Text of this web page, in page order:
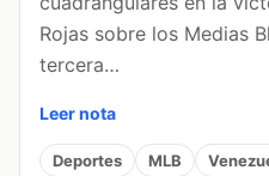
Rojas sobre los Medias
tercera…
Leer nota
Deportes MLB